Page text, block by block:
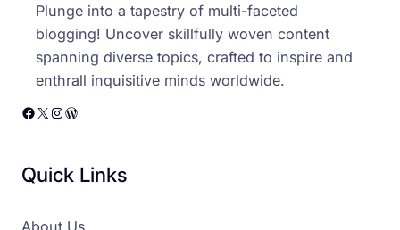
Plunge into a tapestry of multi-faceted
blogging! Uncover skillfully woven content
spanning diverse topics, crafted to inspire and
enthrall inquisitive minds worldwide.
Facebook X Instagram WordPress
Quick Links
About Us